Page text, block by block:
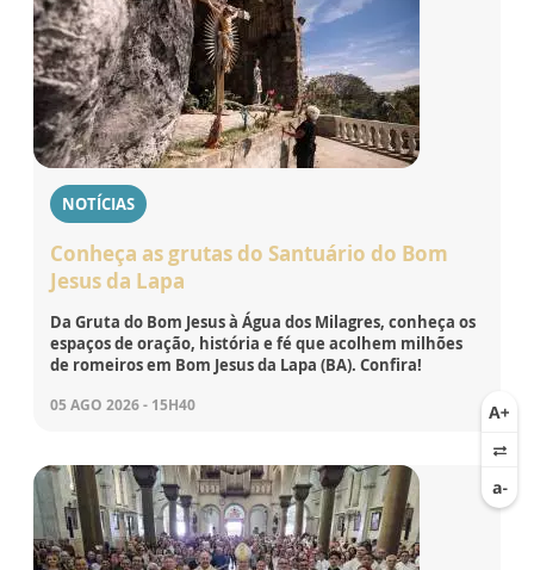
NOTÍCIAS
Conheça as grutas do Santuário do Bom
Jesus da Lapa
Da Gruta do Bom Jesus à Água dos Milagres, conheça os
espaços de oração, história e fé que acolhem milhões
de romeiros em Bom Jesus da Lapa (BA). Confira!
05 AGO 2026 - 15H40